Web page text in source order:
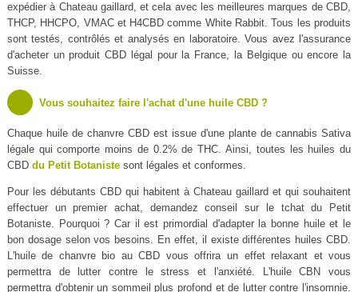
expédier à Chateau gaillard, et cela avec les meilleures marques de CBD,
THCP, HHCPO, VMAC et H4CBD comme White Rabbit. Tous les produits
sont testés, contrôlés et analysés en laboratoire. Vous avez l'assurance
d'acheter un produit CBD légal pour la France, la Belgique ou encore la
Suisse.
Vous souhaitez faire l'achat d'une huile CBD ?
Chaque huile de chanvre CBD est issue d'une plante de cannabis Sativa
légale qui comporte moins de 0.2% de THC. Ainsi, toutes les huiles du
CBD du Petit Botanistesont légales et conformes.
Pour les débutants CBD qui habitent à Chateau gaillard et qui souhaitent
effectuer un premier achat, demandez conseil sur le tchat du Petit
Botaniste. Pourquoi ? Car il est primordial d'adapter la bonne huile et le
bon dosage selon vos besoins. En effet, il existe différentes huiles CBD.
L'huile de chanvre bio au CBD vous offrira un effet relaxant et vous
permettra de lutter contre le stress et l'anxiété. L'huile CBN vous
permettra d'obtenir un sommeil plus profond et de lutter contre l'insomnie.